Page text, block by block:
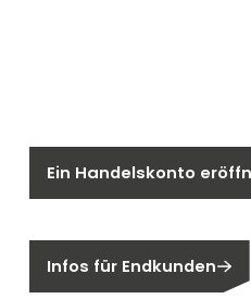
Ein Handelskonto
Infos für Endkunden